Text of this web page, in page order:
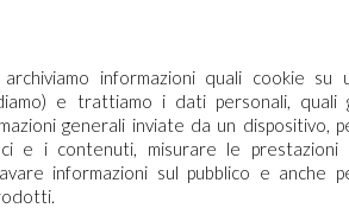
informazioni quali cookie su
e trattiamo i dati personali, quali
generali inviate da un dispositivo,
e i contenuti, misurare le prestazioni
informazioni sul pubblico e anche